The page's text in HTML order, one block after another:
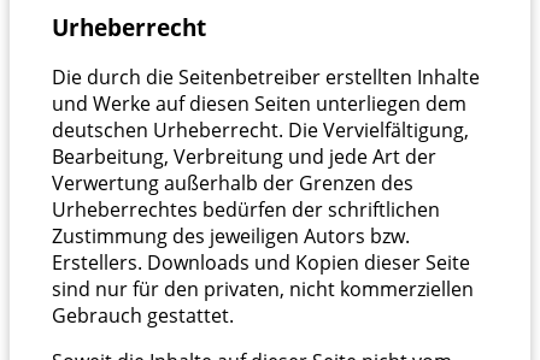
Urheberrecht
Die durch die Seitenbetreiber erstellten Inhalte
und Werke auf diesen Seiten unterliegen dem
deutschen Urheberrecht. Die Vervielfältigung,
Bearbeitung, Verbreitung und jede Art der
Verwertung außerhalb der Grenzen des
Urheberrechtes bedürfen der schriftlichen
Zustimmung des jeweiligen Autors bzw.
Erstellers. Downloads und Kopien dieser Seite
sind nur für den privaten, nicht kommerziellen
Gebrauch gestattet.